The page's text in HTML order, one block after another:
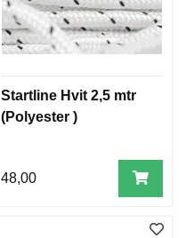
Startline Hvit 2,5 mtr
(Polyester )
48,00